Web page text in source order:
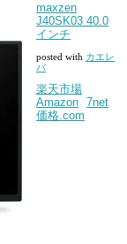
maxzen
J40SK03 40.0
インチ
posted with カエレ
バ
楽天市場
Amazon 7net
価格.com